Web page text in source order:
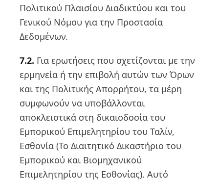
Πολιτικού Πλαισίου Διαδικτύου και του
Γενικού Νόμου για την Προστασία
Δεδομένων.
7.2. Για ερωτήσεις που σχετίζονται με την
ερμηνεία ή την επιβολή αυτών των Όρων
και της Πολιτικής Απορρήτου, τα μέρη
συμφωνούν να υποβάλλονται
αποκλειστικά στη δικαιοδοσία του
Εμπορικού Επιμελητηρίου του Ταλίν,
Εσθονία (Το Διαιτητικό Δικαστήριο του
Εμπορικού και Βιομηχανικού
Επιμελητηρίου της Εσθονίας). Αυτό